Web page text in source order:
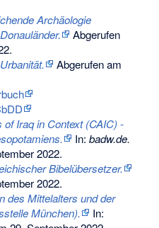
Archäologie
Abgerufen
.
Abgerufen am
Iraq in Context (CAIC) -
In:badw.de.
2022.
Bibelübersetzer.
2022.
des Mittelalters und der
München).
In: